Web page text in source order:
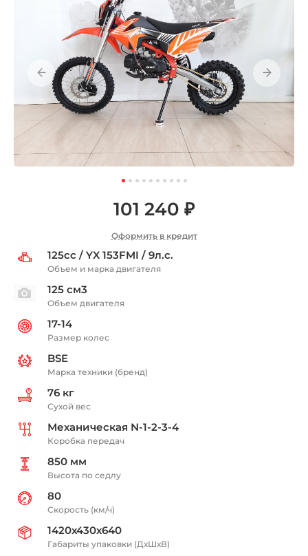
101 240 ₽
Оформить в кредит
125сс / YX 153FMI / 9л.с.
Объем и марка двигателя
125 см3
Объем двигателя
17-14
Размер колес
BSE
Марка техники (бренд)
76 кг
Сухой вес
Механическая N-1-2-3-4
Коробка передач
850 мм
Высота по седлу
80
Скорость (км/ч)
1420х430х640
Габариты упаковки (ДхШхВ)